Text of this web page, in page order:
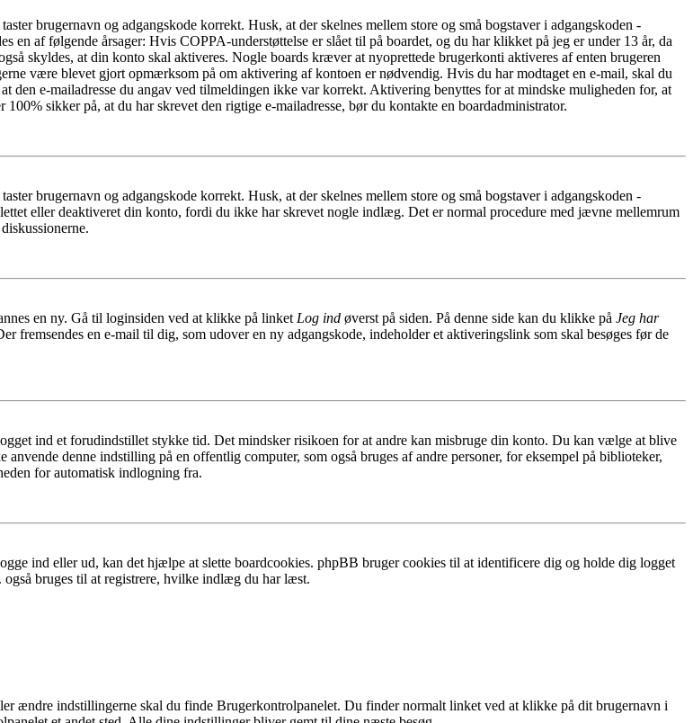
brugernavn og adgangskode korrekt. Husk, at der skelnes mellem store og små bogstaver i adgangskoden -
af følgende årsager: Hvis COPPA-understøttelse er slået til på boardet, og du har klikket på jeg er under 13 år, da
skyldes, at din konto skal aktiveres. Nogle boards kræver at nyoprettede brugerkonti aktiveres af enten brugeren
være blevet gjort opmærksom på om aktivering af kontoen er nødvendig. Hvis du har modtaget en e-mail, skal du
den e-mailadresse du angav ved tilmeldingen ikke var korrekt. Aktivering benyttes for at mindske muligheden for, at
sikker på, at du har skrevet den rigtige e-mailadresse, bør du kontakte en boardadministrator.
brugernavn og adgangskode korrekt. Husk, at der skelnes mellem store og små bogstaver i adgangskoden -
eller deaktiveret din konto, fordi du ikke har skrevet nogle indlæg. Det er normal procedure med jævne mellemrum
en ny. Gå til loginsiden ved at klikke på linket Log ind øverst på siden. På denne side kan du klikke på Jeg har
fremsendes en e-mail til dig, som udover en ny adgangskode, indeholder et aktiveringslink som skal besøges før de
ind et forudindstillet stykke tid. Det mindsker risikoen for at andre kan misbruge din konto. Du kan vælge at blive
denne indstilling på en offentlig computer, som også bruges af andre personer, for eksempel på biblioteker,
for automatisk indlogning fra.
ind eller ud, kan det hjælpe at slette boardcookies. phpBB bruger cookies til at identificere dig og holde dig logget
bruges til at registrere, hvilke indlæg du har læst.
ændre indstillingerne skal du finde Brugerkontrolpanelet. Du finder normalt linket ved at klikke på dit brugernavn i